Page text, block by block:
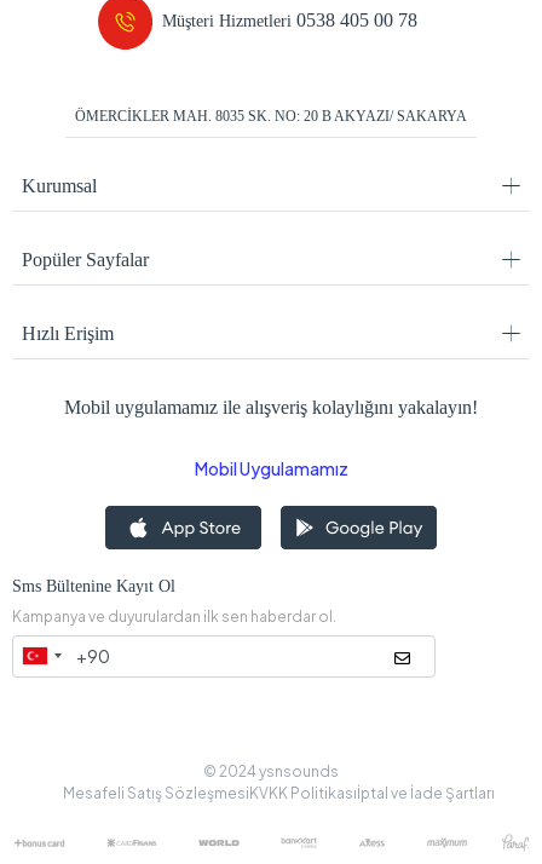
Müşteri Hizmetleri0538 405 00 78
ÖMERCİKLER MAH. 8035 SK. NO: 20 B AKYAZI/ SAKARYA
Kurumsal
Popüler Sayfalar
Hızlı Erişim
Mobil uygulamamız ile alışveriş kolaylığını yakalayın!
Mobil Uygulamamız
Sms Bültenine Kayıt Ol
Kampanya ve duyurulardan ilk sen haberdar ol.
© 2024 ysnsounds
Mesafeli Satış Sözleşmesi KVKK Politikasıİptal ve İade Şartları